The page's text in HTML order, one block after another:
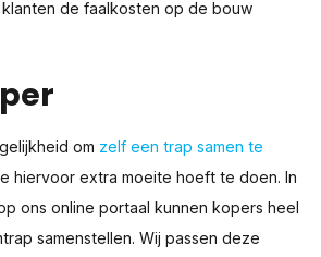
de faalkosten op de bouw
om zelf een trap samen te
hiervoor extra moeite hoeft te doen. In
ons online portaal kunnen kopers heel
samenstellen. Wij passen deze